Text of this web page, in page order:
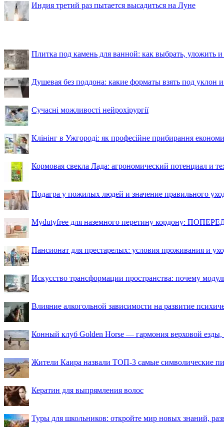
Индия третий раз пытается высадиться на Луне
Плитка под камень для ванной: как выбрать, уложить
Душевая без поддона: какие форматы взять под уклон
Сучасні можливості нейрохірургії
Клінінг в Ужгороді: як професійне прибирання
Кормовая свекла Лада: агрономический потенциал и
Подагра у пожилых людей и значение правильного
Mydutyfree для наземного перетину кордону:
Пансионат для престарелых: условия проживания и
Искусство трансформации пространства: почему
Влияние алкогольной зависимости на развитие
Конный клуб Golden Horse — гармония верховой езды,
Жители Каира назвали ТОП-3 самые символические
Кератин для выпрямления волос
Туры для школьников: откройте мир новых знаний,